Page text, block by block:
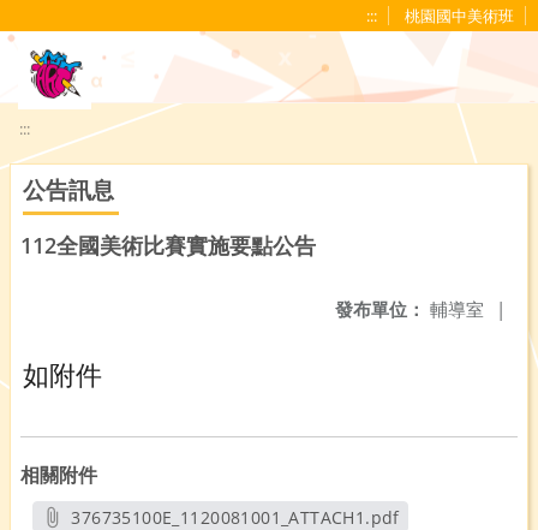
::: 桃園國中美術班
:::
公告訊息
112全國美術比賽實施要點公告
發布單位： 輔導室 |
如附件
相關附件
376735100E_1120081001_ATTACH1.pdf